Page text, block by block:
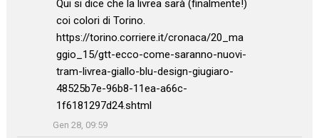
Qui si dice che la livrea sarà (finalmente!)
coi colori di Torino.
https://torino.corriere.it/cronaca/20_ma
ggio_15/gtt-ecco-come-saranno-nuovi-
tram-livrea-giallo-blu-design-giugiaro-
48525b7e-96b8-11ea-a66c-
1f6181297d24.shtml
Gen 28, 09:59